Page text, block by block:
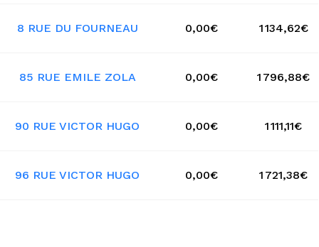
8 RUE DU FOURNEAU 0,00€ 1 134,62€
85 RUE EMILE ZOLA 0,00€ 1 796,88€
90 RUE VICTOR HUGO 0,00€ 1 111,11€
96 RUE VICTOR HUGO 0,00€ 1 721,38€